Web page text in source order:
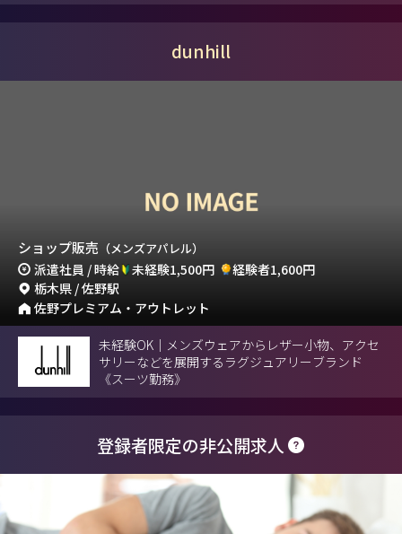
dunhill
ショップ販売 （メンズアパレル）
派遣社員 / 時給 未経験1,500円
経験者1,600円
栃木県 / 佐野駅
佐野プレミアム・アウトレット
未経験OK｜メンズウェアからレザー小物、アクセ
サリーなどを展開するラグジュアリーブランド
《スーツ勤務》
登録者限定の非公開求人